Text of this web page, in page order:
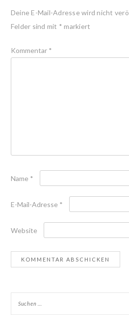
Deine E-Mail-Adresse wird nicht
Felder sind mit * markiert
Kommentar *
Name *
E-Mail-Adresse *
Website